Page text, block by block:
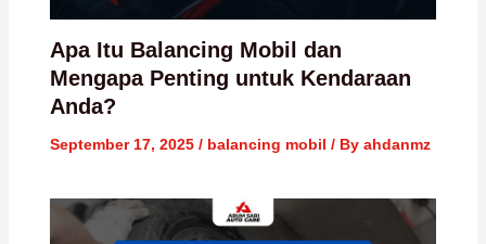
Apa Itu Balancing Mobil dan
Mengapa Penting untuk Kendaraan
Anda?
September 17, 2025 / balancing mobil / By ahdanmz